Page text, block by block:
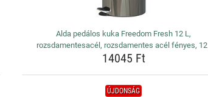
Alda pedálos kuka Freedom Fresh 12 L,
rozsdamentesacél, rozsdamentes acél fényes, 12 l
14045 Ft
ÚJDONSÁG